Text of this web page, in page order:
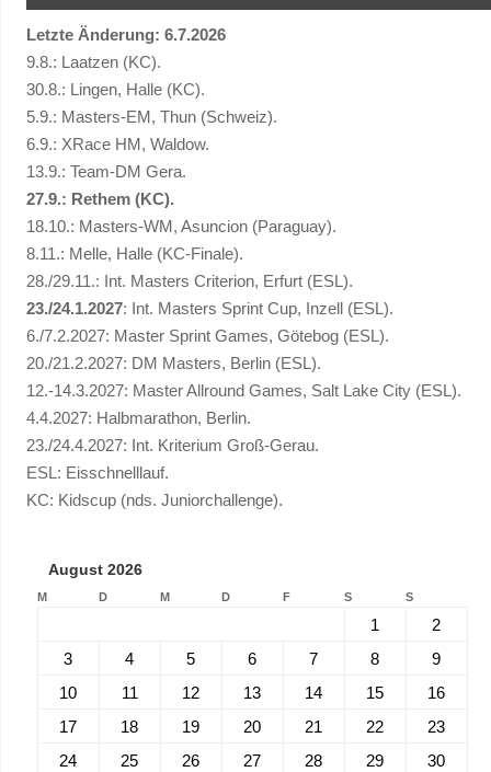
Letzte Änderung: 6.7.2026
9.8.: Laatzen (KC).
30.8.: Lingen, Halle (KC).
5.9.: Masters-EM, Thun (Schweiz).
6.9.: XRace HM, Waldow.
13.9.: Team-DM Gera.
27.9.: Rethem (KC).
18.10.: Masters-WM, Asuncion (Paraguay).
8.11.: Melle, Halle (KC-Finale).
28./29.11.: Int. Masters Criterion, Erfurt (ESL).
23./24.1.2027: Int. Masters Sprint Cup, Inzell (ESL).
6./7.2.2027: Master Sprint Games, Götebog (ESL).
20./21.2.2027: DM Masters, Berlin (ESL).
12.-14.3.2027: Master Allround Games, Salt Lake City (ESL).
4.4.2027: Halbmarathon, Berlin.
23./24.4.2027: Int. Kriterium Groß-Gerau.
ESL: Eisschnelllauf.
KC: Kidscup (nds. Juniorchallenge).
August 2026
M D M D F S S
1
2
3
4 5 6 7 8
9
10
11 12 13 14 15
16
17
18 19 20 21 22
23
24
25 26 27 28 29
30